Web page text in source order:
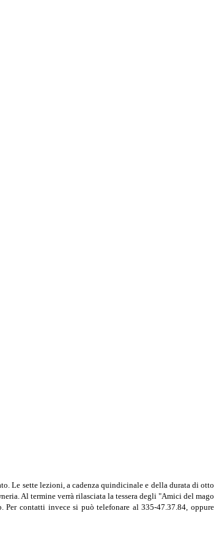
Le sette lezioni, a cadenza quindici­nale e della durata di otto
Al termine verrà rilasciata la tessera degli "Amici del mago
contatti invece si può telefonare al 335-47.37.84, oppure